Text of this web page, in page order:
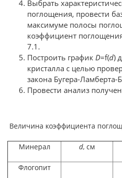
Выбрать
поглощения, провести
максимуме полосы
коэффициент
7.1.
Построить график D=f(d)
кристалла с целью
закона Бугера-Ламберта-
Провести анализ
Величина коэффициента
Минерал d, см
Флогопит